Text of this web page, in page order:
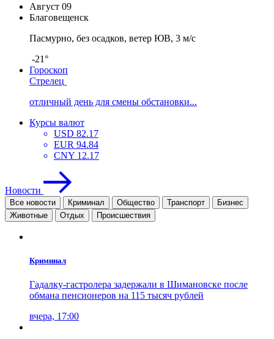
Август 09
Благовещенск
Пасмурно, без осадков, ветер ЮВ, 3 м/с
-21°
Гороскоп
Стрелец
отличный день для смены обстановки...
Курсы валют
USD 82.17
EUR 94.84
CNY 12.17
Новости
Все новости Криминал Общество Транспорт
Бизнес
Животные
Отдых Проиcшествия
Криминал
Гадалку-гастролера задержали в Шимановске после
обмана пенсионеров на 115 тысяч рублей
вчера, 17:00